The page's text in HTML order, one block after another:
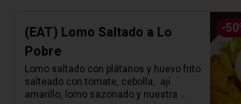
-50
(EAT) Lomo Saltado a Lo
Pobre
Lomo saltado con plátanos y huevo frito
salteado con tomate, cebolla,  ají
amarillo, lomo sazonado y nuestra